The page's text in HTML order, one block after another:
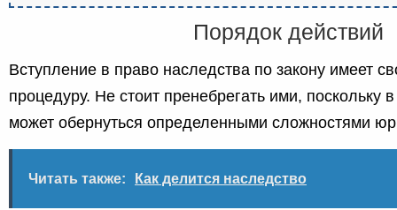
Порядок действий
Вступление в право наследства по закону имеет
процедуру. Не стоит пренебрегать ими, поскольку
может обернуться определенными сложностями
Читать также: Как делится наследство